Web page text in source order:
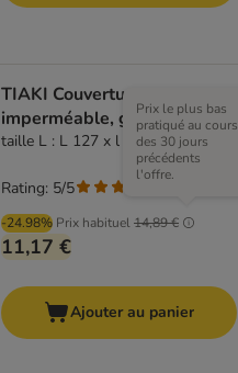
TIAKI Couverture
imperméable, grise
taille L : L 127 x l 101 cm
-24.98% Prix habituel14,89 €
Prix le plus bas
pratiqué au cours
des 30 jours
précédents
l'offre.
11,17 €
Rating: 5/5
Ajouter au panier